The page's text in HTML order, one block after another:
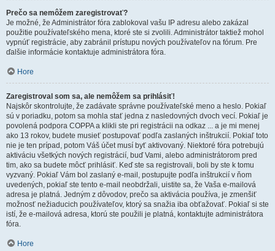
Prečo sa nemôžem zaregistrovať?
Je možné, že Administrátor fóra zablokoval vašu IP adresu alebo zakázal
použitie používateľského mena, ktoré ste si zvolili. Administrátor taktiež mohol
vypnúť registrácie, aby zabránil prístupu nových používateľov na fórum. Pre
ďalšie informácie kontaktuje administrátora fóra.
Hore
Zaregistroval som sa, ale nemôžem sa prihlásiť!
Najskôr skontrolujte, že zadávate správne používateľské meno a heslo. Pokiaľ
sú v poriadku, potom sa mohla stať jedna z nasledovných dvoch vecí. Pokiaľ je
povolená podpora COPPA a klikli ste pri registrácii na odkaz ... a je mi menej
ako 13 rokov, budete musieť postupovať podľa zaslaných inštrukcií. Pokiaľ toto
nie je ten prípad, potom Váš účet musí byť aktivovaný. Niektoré fóra potrebujú
aktiváciu všetkých nových registrácií, buď Vami, alebo administrátorom pred
tim, ako sa budete môcť prihlásiť. Keď ste sa registrovali, boli by ste k tomu
vyzvaný. Pokiaľ Vám bol zaslaný e-mail, postupujte podľa inštrukcií v ňom
uvedených, pokiaľ ste tento e-mail neobdržali, uistite sa, že Vaša e-mailová
adresa je platná. Jedným z dôvodov, prečo sa aktivácia používa, je zmenšiť
možnosť nežiaducich používateľov, ktorý sa snažia iba obťažovať. Pokiaľ si ste
istí, že e-mailová adresa, ktorú ste použili je platná, kontaktujte administrátora
fóra.
Hore